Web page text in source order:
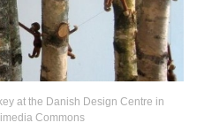
at the Danish Design Centre in
Commons